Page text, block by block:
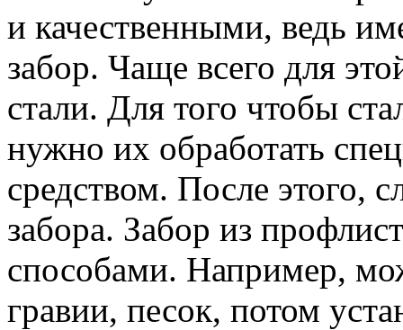
и качественными, ведь
забор. Чаще всего для
стали. Для того чтобы
нужно их обработать
средством. После этого,
забора. Забор из
способами. Например,
гравии, песок, потом